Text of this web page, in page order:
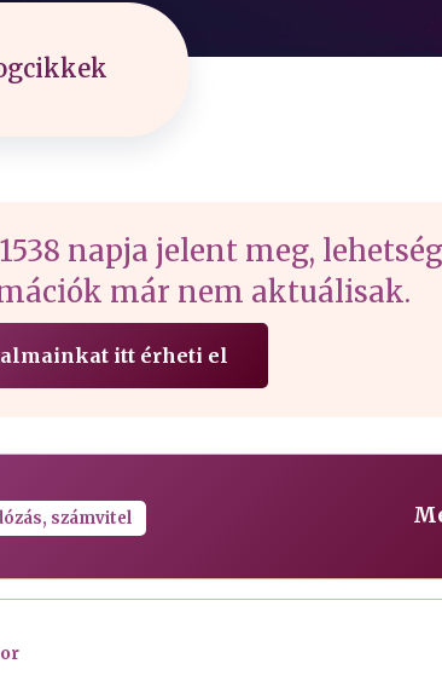
napja jelent meg,
már nem aktuálisak.
itt érheti el
számvitel